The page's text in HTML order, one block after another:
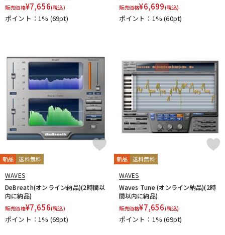
販売価格¥7,656(税込)
ポイント：1% (69pt)
販売価格¥6,699(税込)
ポイント：1%(60pt)
新品 送料無料
WAVES
DeBreath(オンライン納品)(2時間以
内に納品)
販売価格¥7,656(税込)
ポイント：1% (69pt)
新品 送料無料
WAVES
Waves Tune (オンライン納品)(2時
間以内に納品)
販売価格¥7,656(税込)
ポイント：1%(69pt)